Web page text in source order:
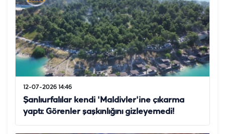
12-07-2026 14:46
Şanlıurfalılar kendi 'Maldivler'ine çıkarma
yaptı: Görenler şaşkınlığını gizleyemedi!